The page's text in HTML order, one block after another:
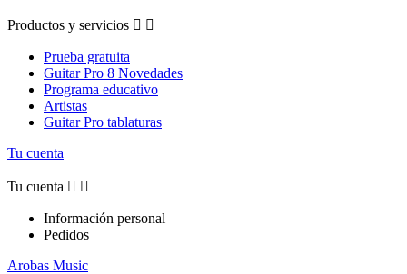
Productos y servicios  
Prueba gratuita
Guitar Pro 8 Novedades
Programa educativo
Artistas
Guitar Pro tablaturas
Tu cuenta
Tu cuenta  
Información personal
Pedidos
Arobas Music